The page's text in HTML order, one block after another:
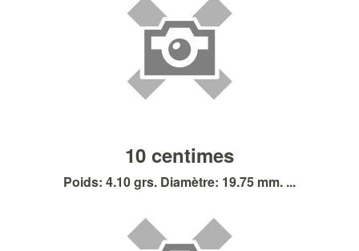
10 centimes
Poids: 4.10 grs. Diamètre: 19.75 mm. ...